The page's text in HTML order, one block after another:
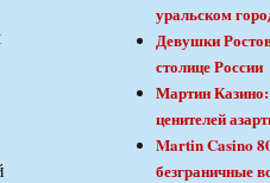
уральском
Девушки
столице России
Мартин
ценителей
Martin Casino
безграничные